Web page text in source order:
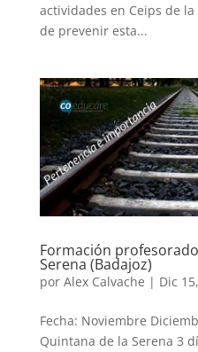
actividades en Ceips de
de prevenir esta...
Formación
Serena (Badajoz)
por Alex Calvache | Dic
Fecha: Noviembre
Quintana de la Serena 3